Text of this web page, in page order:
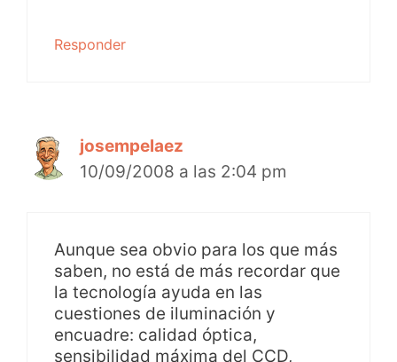
Responder
josempelaez
10/09/2008 a las 2:04 pm
Aunque sea obvio para los que más
saben, no está de más recordar que
la tecnología ayuda en las
cuestiones de iluminación y
encuadre: calidad óptica,
sensibilidad máxima del CCD,